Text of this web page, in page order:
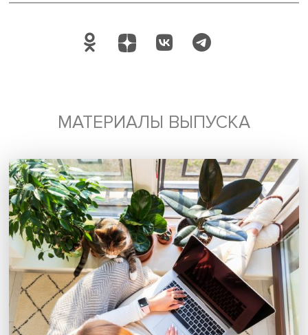
исключительно на традиционных элементах:
любого западного подхода. «Какая бы ни была война
художественных академиях между художниками, в
Семён Васильев, стажер-исследователь
современное искусство Китай
Поделиться
Будь всегда в курсе !